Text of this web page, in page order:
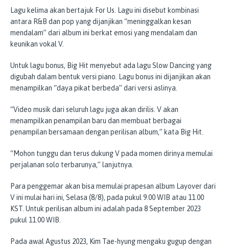
Lagu kelima akan bertajuk For Us. Lagu ini disebut kombinasi
antara R&B dan pop yang dijanjikan “meninggalkan kesan
mendalam” dari album ini berkat emosi yang mendalam dan
keunikan vokal V.
Untuk lagu bonus, Big Hit menyebut ada lagu Slow Dancing yang
digubah dalam bentuk versi piano. Lagu bonus ini dijanjikan akan
menampilkan “daya pikat berbeda” dari versi aslinya.
“Video musik dari seluruh lagu juga akan dirilis. V akan
menampilkan penampilan baru dan membuat berbagai
penampilan bersamaan dengan perilisan album,” kata Big Hit.
“Mohon tunggu dan terus dukung V pada momen dirinya memulai
perjalanan solo terbarunya,” lanjutnya.
Para penggemar akan bisa memulai prapesan album Layover dari
V ini mulai hari ini, Selasa (8/8), pada pukul 9.00 WIB atau 11.00
KST. Untuk perilisan album ini adalah pada 8 September 2023
pukul 11.00 WIB.
Pada awal Agustus 2023, Kim Tae-hyung mengaku gugup dengan